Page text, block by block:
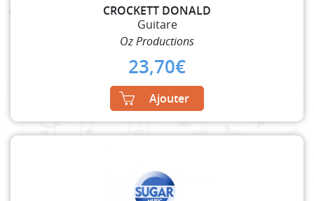
CROCKETT DONALD
Guitare
Oz Productions
23,70€
Ajouter